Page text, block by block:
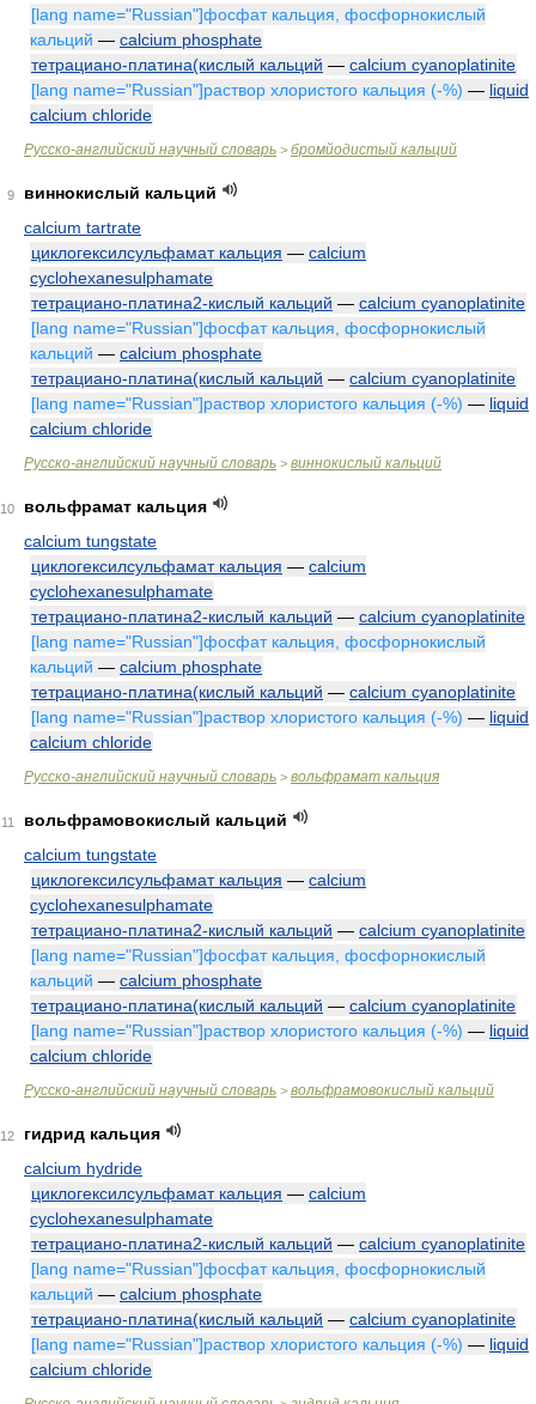
[lang name="Russian"]фосфат кальция, фосфорнокислый
кальций — calcium phosphate
тетрациано-платина(кислый кальций — calcium cyanoplatinite
[lang name="Russian"]раствор хлористого кальция (-%) — liquid
calcium chloride
Русско-английский научный словарь > бромйодистый кальций
9
виннокислый кальций
calcium tartrate
циклогексилсульфамат кальция — calcium
cyclohexanesulphamate
тетрациано-платина2-кислый кальций — calcium cyanoplatinite
[lang name="Russian"]фосфат кальция, фосфорнокислый
кальций — calcium phosphate
тетрациано-платина(кислый кальций — calcium cyanoplatinite
[lang name="Russian"]раствор хлористого кальция (-%) — liquid
calcium chloride
Русско-английский научный словарь > виннокислый кальций
10
вольфрамат кальция
calcium tungstate
циклогексилсульфамат кальция — calcium
cyclohexanesulphamate
тетрациано-платина2-кислый кальций — calcium cyanoplatinite
[lang name="Russian"]фосфат кальция, фосфорнокислый
кальций — calcium phosphate
тетрациано-платина(кислый кальций — calcium cyanoplatinite
[lang name="Russian"]раствор хлористого кальция (-%) — liquid
calcium chloride
Русско-английский научный словарь > вольфрамат кальция
11
вольфрамовокислый кальций
calcium tungstate
циклогексилсульфамат кальция — calcium
cyclohexanesulphamate
тетрациано-платина2-кислый кальций — calcium cyanoplatinite
[lang name="Russian"]фосфат кальция, фосфорнокислый
кальций — calcium phosphate
тетрациано-платина(кислый кальций — calcium cyanoplatinite
[lang name="Russian"]раствор хлористого кальция (-%) — liquid
calcium chloride
Русско-английский научный словарь > вольфрамовокислый кальций
12
гидрид кальция
calcium hydride
циклогексилсульфамат кальция — calcium
cyclohexanesulphamate
тетрациано-платина2-кислый кальций — calcium cyanoplatinite
[lang name="Russian"]фосфат кальция, фосфорнокислый
кальций — calcium phosphate
тетрациано-платина(кислый кальций — calcium cyanoplatinite
[lang name="Russian"]раствор хлористого кальция (-%) — liquid
calcium chloride